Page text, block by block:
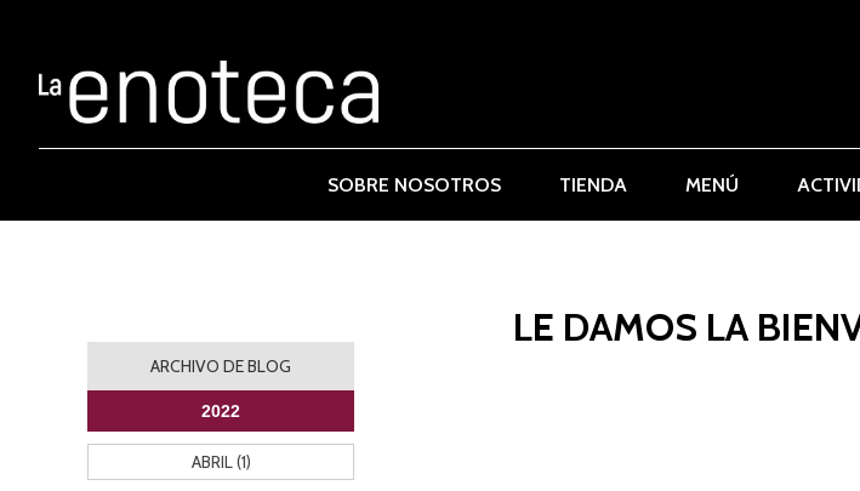
SOBRE NOSOTROS TIENDA MENÚ
LE DAMOS LA
ARCHIVO DE BLOG
2022
ABRIL (1)